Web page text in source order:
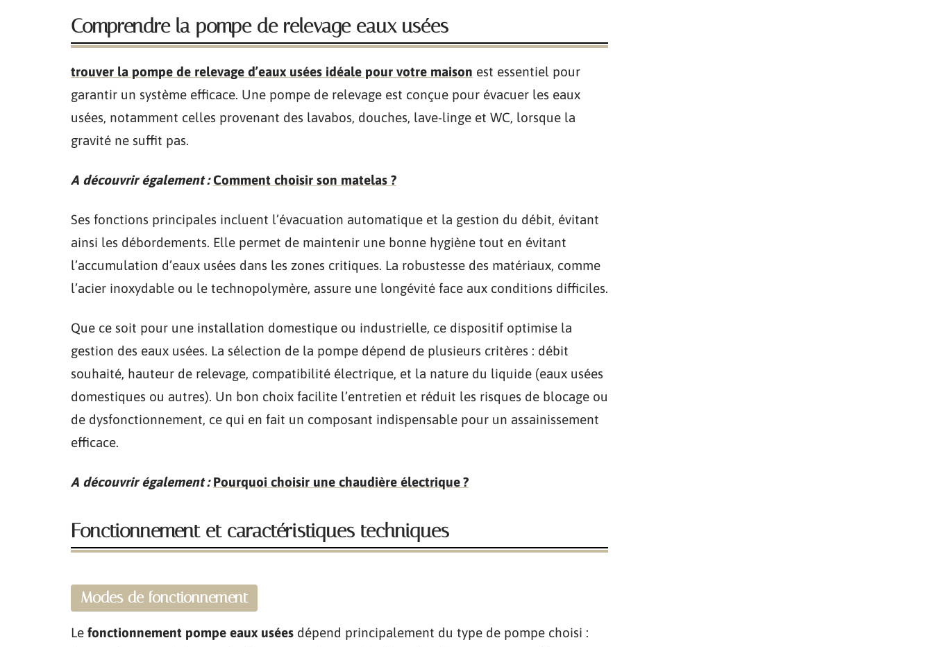
Comprendre la pompe de relevage eaux usées
trouver la pompe de relevage d’eaux usées idéale pour votre maison est essentiel pour
garantir un système efficace. Une pompe de relevage est conçue pour évacuer les eaux
usées, notamment celles provenant des lavabos, douches, lave-linge et WC, lorsque la
gravité ne suffit pas.
A découvrir également : Comment choisir son matelas ?
Ses fonctions principales incluent l’évacuation automatique et la gestion du débit, évitant
ainsi les débordements. Elle permet de maintenir une bonne hygiène tout en évitant
l’accumulation d’eaux usées dans les zones critiques. La robustesse des matériaux, comme
l’acier inoxydable ou le technopolymère, assure une longévité face aux conditions difficiles.
Que ce soit pour une installation domestique ou industrielle, ce dispositif optimise la
gestion des eaux usées. La sélection de la pompe dépend de plusieurs critères : débit
souhaité, hauteur de relevage, compatibilité électrique, et la nature du liquide (eaux usées
domestiques ou autres). Un bon choix facilite l’entretien et réduit les risques de blocage ou
de dysfonctionnement, ce qui en fait un composant indispensable pour un assainissement
efficace.
A découvrir également : Pourquoi choisir une chaudière électrique ?
Fonctionnement et caractéristiques techniques
Modes de fonctionnement
Le fonctionnement pompe eaux usées dépend principalement du type de pompe choisi :